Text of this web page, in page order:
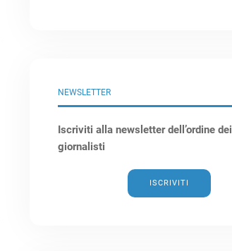
NEWSLETTER
Iscriviti alla newsletter dell’ordine dei
giornalisti
ISCRIVITI